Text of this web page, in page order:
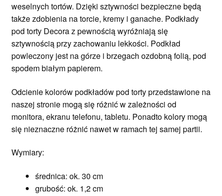
weselnych tortów. Dzięki sztywności bezpieczne będą
także zdobienia na torcie, kremy i ganache. Podkłady
pod torty Decora z pewnością wyróżniają się
sztywnością przy zachowaniu lekkości. Podkład
powleczony jest na górze i brzegach ozdobną folią, pod
spodem białym papierem.
Odcienie kolorów podkładów pod torty przedstawione na
naszej stronie mogą się różnić w zależności od
monitora, ekranu telefonu, tabletu. Ponadto kolory mogą
się nieznaczne różnić nawet w ramach tej samej partii.
Wymiary:
średnica: ok. 30 cm
grubość: ok. 1,2 cm